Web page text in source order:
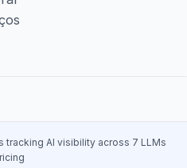
tracking AI visibility across 7 LLMs